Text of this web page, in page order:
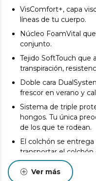
VisComfort+, capa
líneas de tu cuerpo.
Núcleo FoamVital
conjunto.
Tejido SoftTouch que
transpiración,
Doble cara
frescor en verano y
Sistema de triple
hongos. Tu única
de los que te rodean.
El colchón se entrega
transportar el colchón
Pueden existir leves
mostrado y el
Ver más